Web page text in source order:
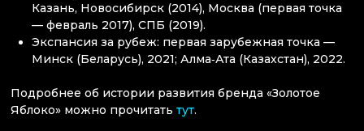
Казань, Новосибирск (2014), Москва (первая точка
— февраль 2017), СПБ (2019).
Экспансия за рубеж: первая зарубежная точка —
Минск (Беларусь), 2021; Алма‑Ата (Казахстан), 2022.
Подробнее об истории развития бренда «Золотое
Яблоко» можно прочитать тут.